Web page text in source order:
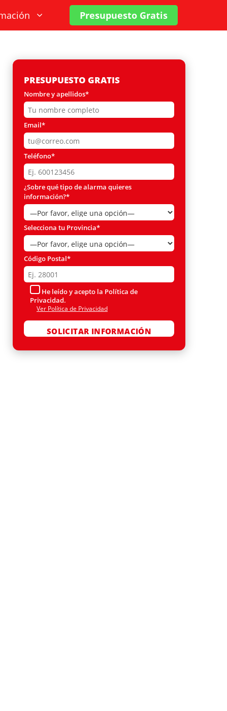
Presupuesto Gratis
PRESUPUESTO GRATIS
Nombre y apellidos*
Email*
Teléfono*
¿Sobre qué tipo de alarma quieres
información?*
Selecciona tu Provincia*
Código Postal*
He leído y acepto la Política de
Privacidad.
Ver Política de Privacidad
Por favor, deja este campo vacío.